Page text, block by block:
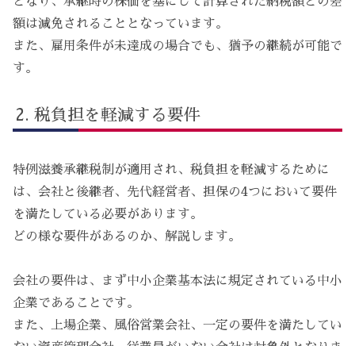
額は減免されることとなっています。
また、雇用条件が未達成の場合でも、猶予の継続が可能で
す。
税負担を軽減する要件
特例滋養承継税制が適用され、税負担を軽減するために
は、会社と後継者、先代経営者、担保の4つにおいて要件
を満たしている必要があります。
どの様な要件があるのか、解説します。
会社の要件は、まず中小企業基本法に規定されている中小
企業であることです。
また、上場企業、風俗営業会社、一定の要件を満たしてい